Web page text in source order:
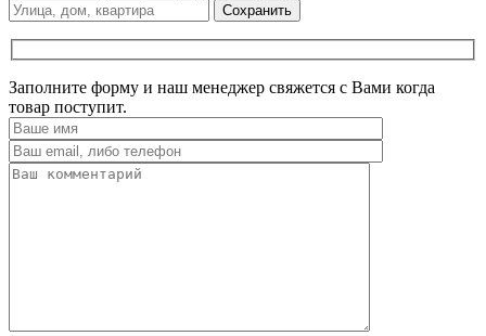
Сохранить
Заполните форму и наш менеджер свяжется с Вами когда
товар поступит.